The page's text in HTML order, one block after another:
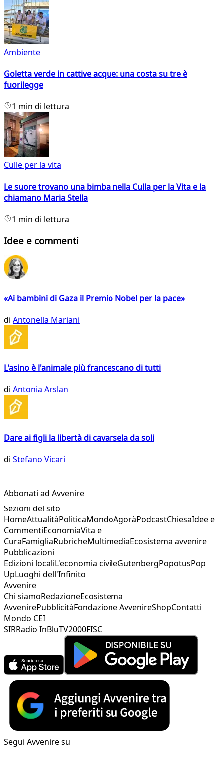
Ambiente
Goletta verde in cattive acque: una costa su tre è
fuorilegge
1 min di lettura
Culle per la vita
Le suore trovano una bimba nella Culla per la Vita e la
chiamano Maria Stella
1 min di lettura
Idee e commenti
«Ai bambini di Gaza il Premio Nobel per la pace»
di Antonella Mariani
L'asino è l'animale più francescano di tutti
di Antonia Arslan
Dare ai figli la libertà di cavarsela da soli
di Stefano Vicari
Abbonati ad Avvenire
Sezioni del sito
HomeAttualitàPoliticaMondoAgoràPodcastChiesaIdee e
CommentiEconomiaVita e
CuraFamigliaRubricheMultimediaEcosistema avvenire
Pubblicazioni
Edizioni localiL'economia civileGutenbergPopotusPop
UpLuoghi dell'Infinito
Avvenire
Chi siamoRedazioneEcosistema
AvvenirePubblicitàFondazione AvvenireShopContatti
Mondo CEI
SIRRadio InBluTV2000FISC
Segui Avvenire su